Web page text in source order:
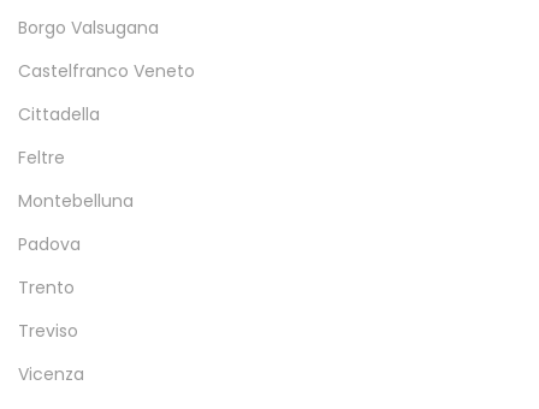
Borgo Valsugana
Castelfranco Veneto
Cittadella
Feltre
Montebelluna
Padova
Trento
Treviso
Vicenza